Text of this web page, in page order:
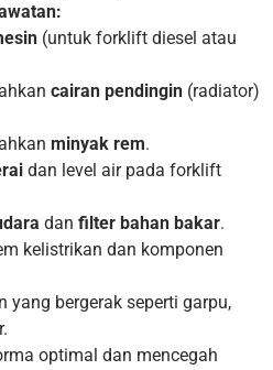
(untuk forklift diesel atau
cairan pendingin (radiator)
minyak rem.
dan level air pada forklift
dan filter bahan bakar.
kelistrikan dan komponen
yang bergerak seperti garpu,
optimal dan mencegah